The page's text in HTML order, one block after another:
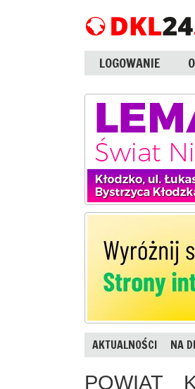
LOGOWANIE
AKTUALNOŚCI NA
POWIAT